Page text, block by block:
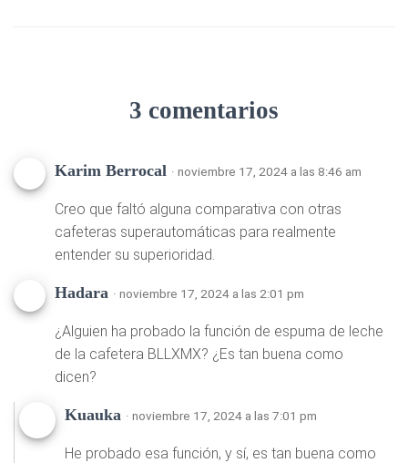
3 comentarios
Karim Berrocal · noviembre 17, 2024 a las 8:46 am
Creo que faltó alguna comparativa con otras
cafeteras superautomáticas para realmente
entender su superioridad.
Hadara · noviembre 17, 2024 a las 2:01 pm
¿Alguien ha probado la función de espuma de leche
de la cafetera BLLXMX? ¿Es tan buena como
dicen?
Kuauka · noviembre 17, 2024 a las 7:01 pm
He probado esa función, y sí, es tan buena como